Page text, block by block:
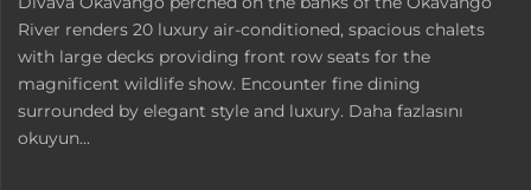
River renders 20 luxury air-conditioned, spacious chalets
with large decks providing front row seats for the
magnificent wildlife show. Encounter fine dining
surrounded by elegant style and luxury. Daha fazlasını
okuyun...